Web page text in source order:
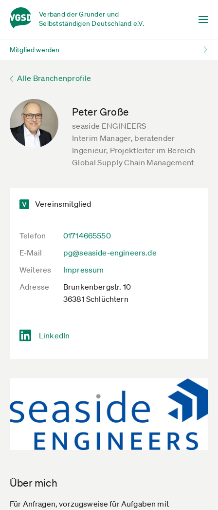
Verband der Gründer und
Selbstständigen Deutschland e.V.
Mitglied werden
Alle Branchenprofile
Peter Große
seaside ENGINEERS
Interim Manager, beratender
Ingenieur, Projektleiter im Bereich
Global Supply Chain Management
Vereinsmitglied
Telefon
01714665550
E-Mail
pg@seaside-engineers.de
Weiteres
Impressum
Adresse
Brunkenbergstr. 10
36381 Schlüchtern
LinkedIn
Über mich
Für Anfragen, vorzugsweise für Aufgaben mit